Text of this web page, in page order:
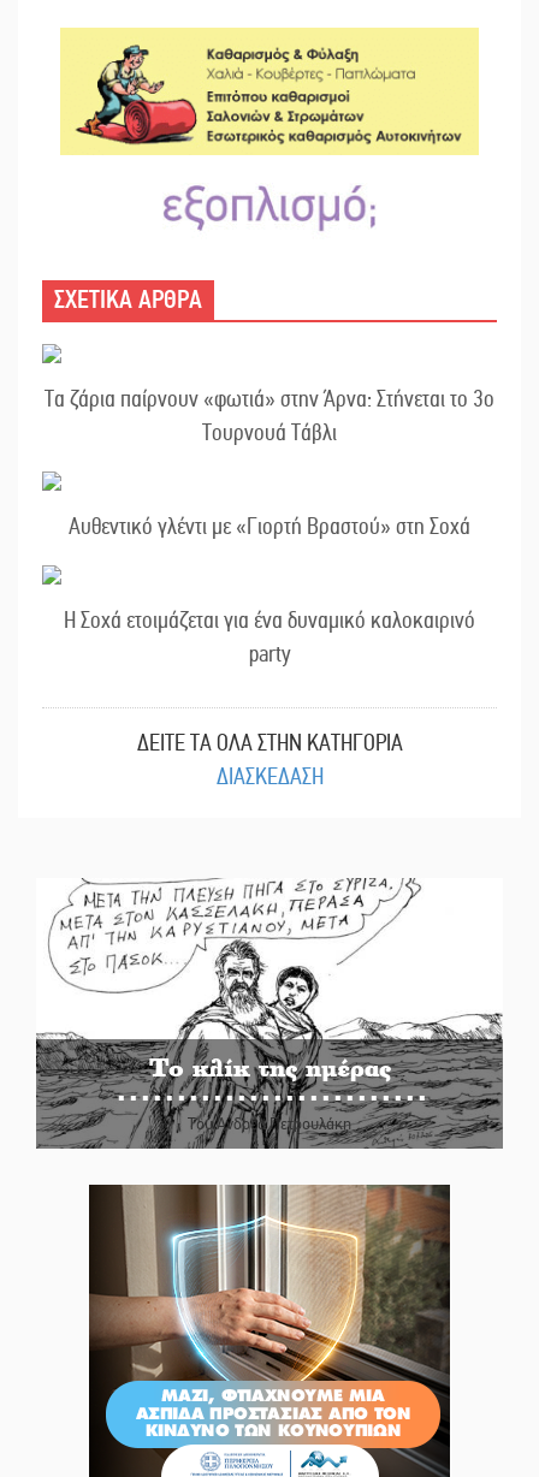
ΣΧΕΤΙΚΑ ΑΡΘΡΑ
Τα ζάρια παίρνουν «φωτιά» στην Άρνα: Στήνεται το 3ο
Τουρνουά Τάβλι
Αυθεντικό γλέντι με «Γιορτή Βραστού» στη Σοχά
Η Σοχά ετοιμάζεται για ένα δυναμικό καλοκαιρινό
party
ΔΕΙΤΕ ΤΑ ΟΛΑ ΣΤΗΝ ΚΑΤΗΓΟΡΙΑ
ΔΙΑΣΚΕΔΑΣΗ
Το κλίκ της ημέρας
Του Ανδρέα Πετρουλάκη